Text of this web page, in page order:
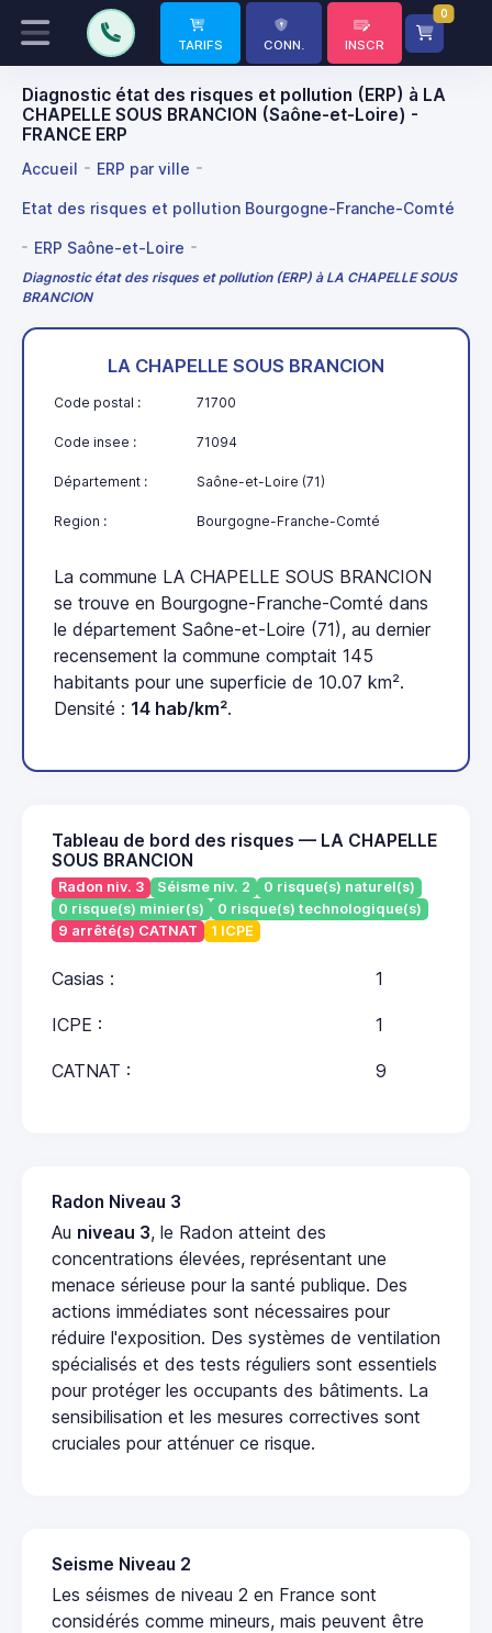
TARIFS CONN. INSCR
0
Diagnostic état des risques et pollution (ERP) à LA
CHAPELLE SOUS BRANCION (Saône-et-Loire) -
FRANCE ERP
Accueil ERP par ville
Etat des risques et pollution Bourgogne-Franche-Comté
ERP Saône-et-Loire
Diagnostic état des risques et pollution (ERP) à LA CHAPELLE SOUS
BRANCION
LA CHAPELLE SOUS BRANCION
Code postal : 71700
Code insee : 71094
Département : Saône-et-Loire (71)
Region : Bourgogne-Franche-Comté
La commune LA CHAPELLE SOUS BRANCION
se trouve en Bourgogne-Franche-Comté dans
le département Saône-et-Loire (71), au dernier
recensement la commune comptait 145
habitants pour une superficie de 10.07 km².
Densité : 14 hab/km².
Tableau de bord des risques — LA CHAPELLE
SOUS BRANCION
Radon niv. 3 Séisme niv. 2
0 risque(s) naturel(s)
0 risque(s) minier(s)
0 risque(s) technologique(s)
9 arrêté(s) CATNAT
1 ICPE
Casias : 1
ICPE : 1
CATNAT : 9
Radon Niveau 3
Au niveau 3, le Radon atteint des
concentrations élevées, représentant une
menace sérieuse pour la santé publique. Des
actions immédiates sont nécessaires pour
réduire l'exposition. Des systèmes de ventilation
spécialisés et des tests réguliers sont essentiels
pour protéger les occupants des bâtiments. La
sensibilisation et les mesures correctives sont
cruciales pour atténuer ce risque.
Seisme Niveau 2
Les séismes de niveau 2 en France sont
considérés comme mineurs, mais peuvent être